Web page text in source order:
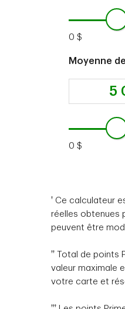
0 $
Moyenne
0 $
† Ce calculateur
réelles obtenues
peuvent être
††
Total de points
valeur maximale
votre carte et
†††